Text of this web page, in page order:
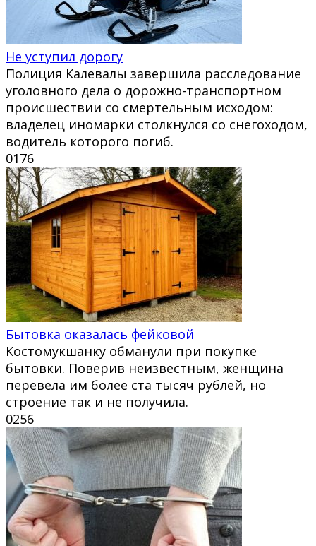
Не уступил дорогу
Полиция Калевалы завершила расследование
уголовного дела о дорожно-транспортном
происшествии со смертельным исходом:
владелец иномарки столкнулся со снегоходом,
водитель которого погиб.
0176
Бытовка оказалась фейковой
Костомукшанку обманули при покупке
бытовки. Поверив неизвестным, женщина
перевела им более ста тысяч рублей, но
строение так и не получила.
0256